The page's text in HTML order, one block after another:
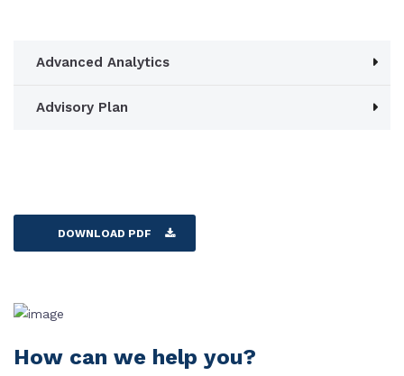
Advanced Analytics
Advisory Plan
DOWNLOAD PDF
How can we help you?